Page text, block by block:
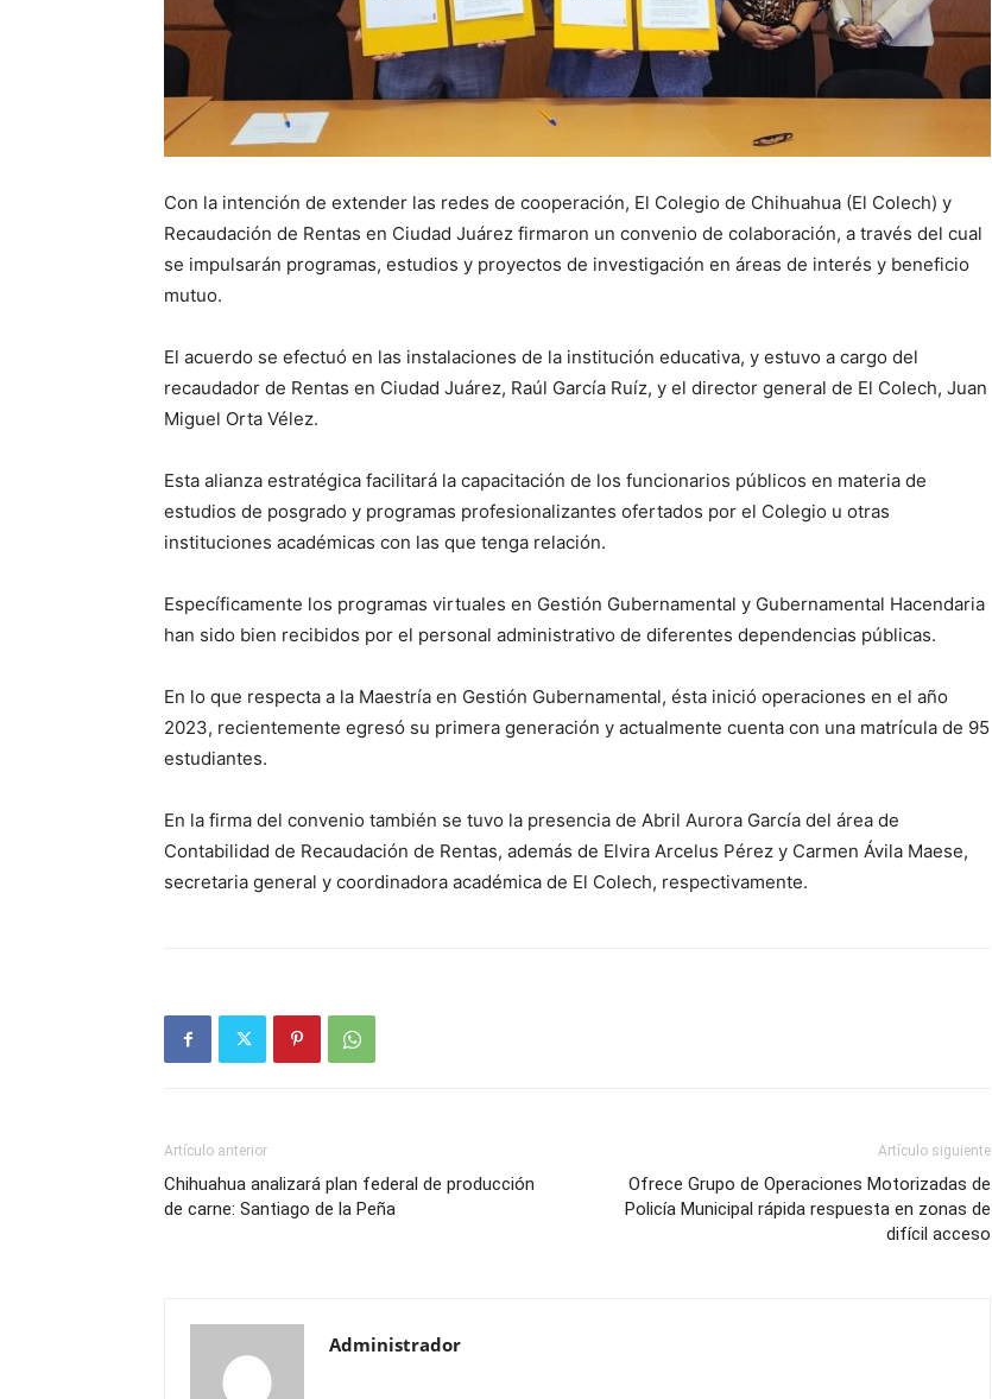
Con la intención de extender las redes de cooperación, El Colegio de Chihuahua (El Colech) y
Recaudación de Rentas en Ciudad Juárez firmaron un convenio de colaboración, a través del cual
se impulsarán programas, estudios y proyectos de investigación en áreas de interés y beneficio
mutuo.
El acuerdo se efectuó en las instalaciones de la institución educativa, y estuvo a cargo del
recaudador de Rentas en Ciudad Juárez, Raúl García Ruíz, y el director general de El Colech, Juan
Miguel Orta Vélez.
Esta alianza estratégica facilitará la capacitación de los funcionarios públicos en materia de
estudios de posgrado y programas profesionalizantes ofertados por el Colegio u otras
instituciones académicas con las que tenga relación.
Específicamente los programas virtuales en Gestión Gubernamental y Gubernamental Hacendaria
han sido bien recibidos por el personal administrativo de diferentes dependencias públicas.
En lo que respecta a la Maestría en Gestión Gubernamental, ésta inició operaciones en el año
2023, recientemente egresó su primera generación y actualmente cuenta con una matrícula de 95
estudiantes.
En la firma del convenio también se tuvo la presencia de Abril Aurora García del área de
Contabilidad de Recaudación de Rentas, además de Elvira Arcelus Pérez y Carmen Ávila Maese,
secretaria general y coordinadora académica de El Colech, respectivamente.
Artículo anterior
Chihuahua analizará plan federal de producción
de carne: Santiago de la Peña
Artículo siguiente
Ofrece Grupo de Operaciones Motorizadas de
Policía Municipal rápida respuesta en zonas de
difícil acceso
Administrador